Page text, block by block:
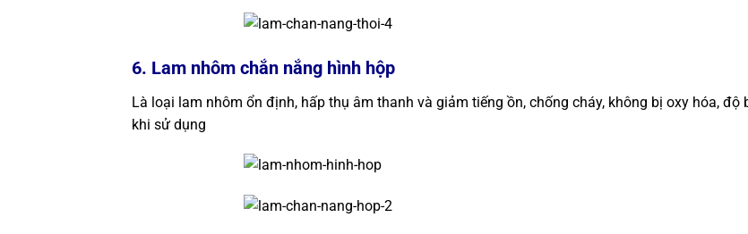
6. Lam nhôm chắn nắng hình hộp
Là loại lam nhôm ổn định, hấp thụ âm thanh và giảm tiếng ồn, chống cháy, không bị oxy hóa,
khi sử dụng